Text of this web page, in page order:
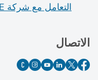
التعامل مع شركة PG&E
الاتصال